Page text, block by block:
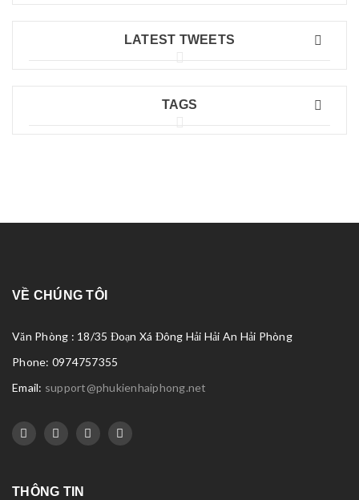
LATEST TWEETS
TAGS
VỀ CHÚNG TÔI
Văn Phòng : 18/35 Đoạn Xá Đông Hải Hải An Hải Phòng
Phone: 0974757355
Email: support@phukienhaiphong.net
THÔNG TIN